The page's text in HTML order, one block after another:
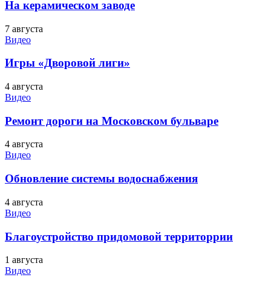
На керамическом заводе
7 августа
Видео
Игры «Дворовой лиги»
4 августа
Видео
Ремонт дороги на Московском бульваре
4 августа
Видео
Обновление системы водоснабжения
4 августа
Видео
Благоустройство придомовой территоррии
1 августа
Видео